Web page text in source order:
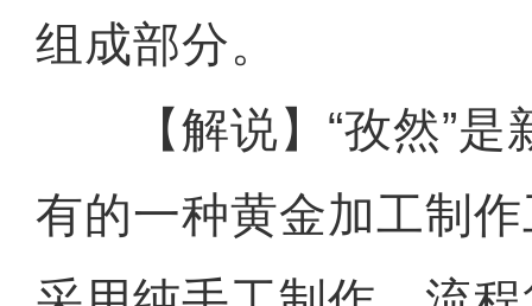
组成部分。
【解说】“孜然”是
有的一种黄金加工制